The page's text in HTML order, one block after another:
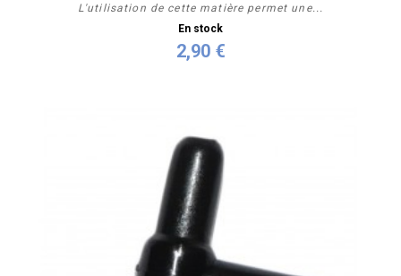
L'utilisation de cette matière permet une...
En stock
2,90 €